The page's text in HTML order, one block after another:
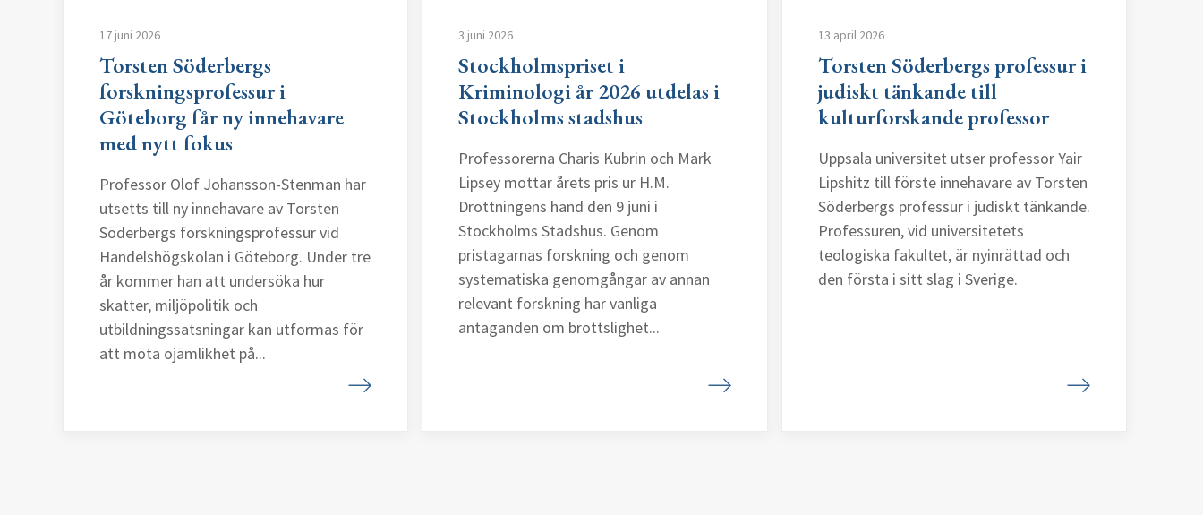
17 juni 2026
Torsten Söderbergs
forskningsprofessur i
Göteborg får ny innehavare
med nytt fokus
Professor Olof Johansson-Stenman har
utsetts till ny innehavare av Torsten
Söderbergs forskningsprofessur vid
Handelshögskolan i Göteborg. Under tre
år kommer han att undersöka hur
skatter, miljöpolitik och
utbildningssatsningar kan utformas för
att möta ojämlikhet på...
3 juni 2026
Stockholmspriset i
Kriminologi år 2026 utdelas i
Stockholms stadshus
Professorerna Charis Kubrin och Mark
Lipsey mottar årets pris ur H.M.
Drottningens hand den 9 juni i
Stockholms Stadshus. Genom
pristagarnas forskning och genom
systematiska genomgångar av annan
relevant forskning har vanliga
antaganden om brottslighet...
13 april 2026
Torsten Söderbergs professur i
judiskt tänkande till
kulturforskande professor
Uppsala universitet utser professor Yair
Lipshitz till förste innehavare av Torsten
Söderbergs professur i judiskt tänkande.
Professuren, vid universitetets
teologiska fakultet, är nyinrättad och
den första i sitt slag i Sverige.